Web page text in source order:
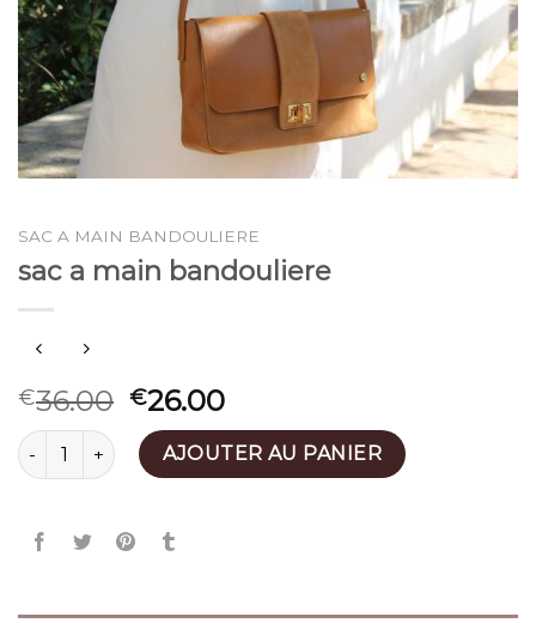
SAC A MAIN BANDOULIERE
sac a main bandouliere
€36.00 €26.00
quantité de sac a main bandouliere
AJOUTER AU PANIER